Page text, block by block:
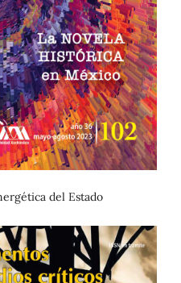
del Estado